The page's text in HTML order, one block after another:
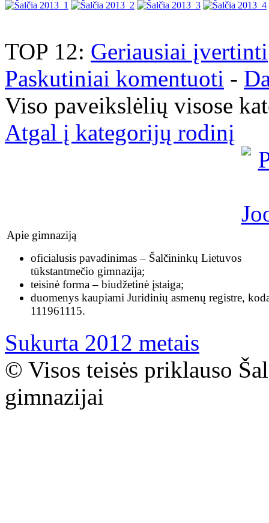
TOP 12: Geriausiai įvertinti
Paskutiniai komentuoti -
Viso paveikslėlių visose
Atgal į kategorijų rodinį
Apie gimnaziją
oficialusis pavadinimas – Šalčininkų Lietuvos
tūkstantmečio gimnazija;
teisinė forma – biudžetinė įstaiga;
duomenys kaupiami Juridinių asmenų registre,
111961115.
Sukurta 2012 metais
© Visos teisės priklauso
gimnazijai